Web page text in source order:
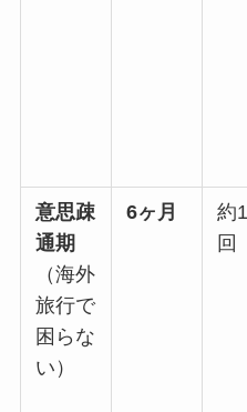
意思疎
通期
（海外
旅行で
困らな
い）
6ヶ月
約
回